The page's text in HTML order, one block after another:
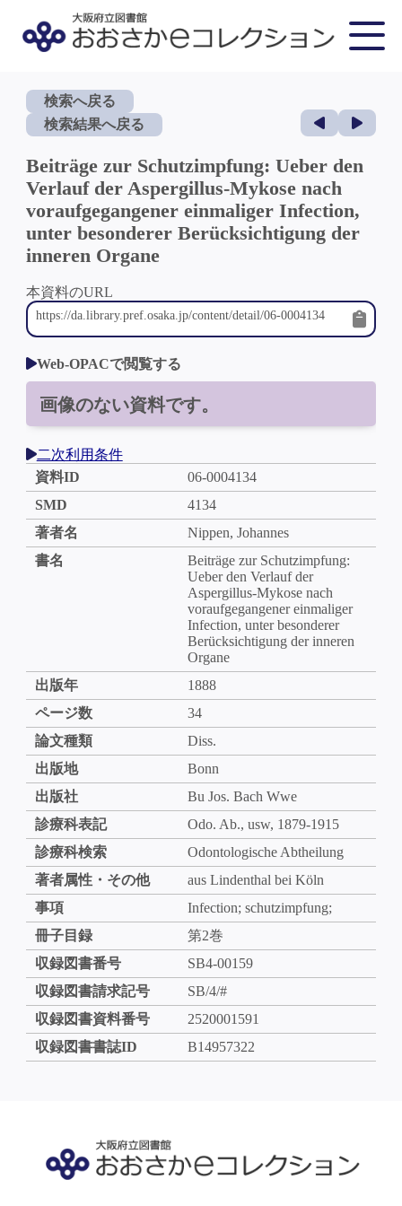
検索へ戻る
検索結果へ戻る
Beiträge zur Schutzimpfung: Ueber den
Verlauf der Aspergillus-Mykose nach
voraufgegangener einmaliger Infection,
unter besonderer Berücksichtigung der
inneren Organe
本資料のURL
Web-OPACで閲覧する
画像のない資料です。
二次利用条件
資料ID
06-0004134
SMD
4134
著者名
Nippen, Johannes
書名
Beiträge zur Schutzimpfung:
Ueber den Verlauf der
Aspergillus-Mykose nach
voraufgegangener einmaliger
Infection, unter besonderer
Berücksichtigung der inneren
Organe
出版年
1888
ページ数
34
論文種類
Diss.
出版地
Bonn
出版社
Bu Jos. Bach Wwe
診療科表記
Odo. Ab., usw, 1879-1915
診療科検索
Odontologische Abtheilung
著者属性・その他
aus Lindenthal bei Köln
事項
Infection; schutzimpfung;
冊子目録
第2巻
収録図書番号
SB4-00159
収録図書請求記号
SB/4/#
収録図書資料番号
2520001591
収録図書書誌ID
B14957322